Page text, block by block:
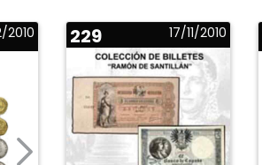
2010 229 17/11/2010